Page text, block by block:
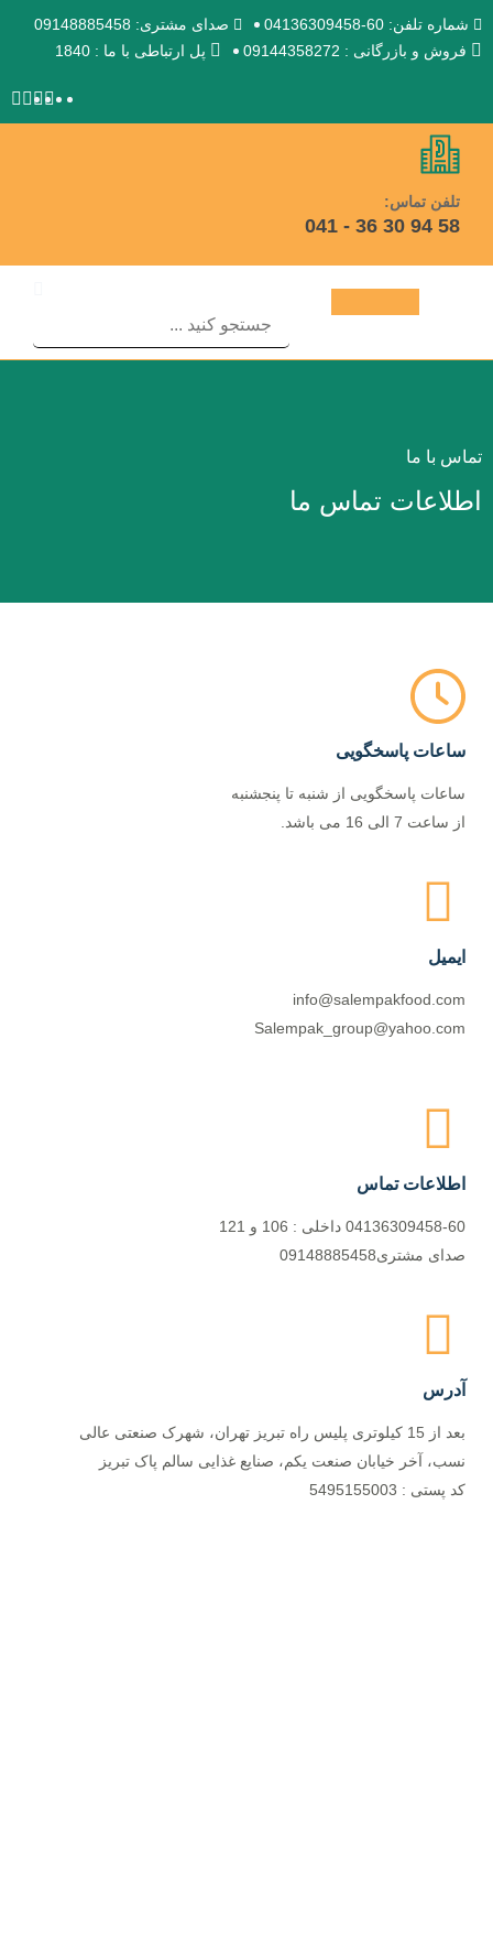
شماره تلفن: 60-04136309458
صدای مشتری: 09148885458
فروش و بازرگانی : 09144358272
پل ارتباطی با ما : 1840
تلفن تماس:
58 94 30 36 - 041
تماس با ما
اطلاعات تماس ما
ساعات پاسخگویی
ساعات پاسخگویی از شنبه تا پنجشنبه
از ساعت 7 الی 16 می باشد.
ایمیل
info@salempakfood.com
Salempak_group@yahoo.com
اطلاعات تماس
04136309458-60 داخلی : 106 و 121
صدای مشتری09148885458
آدرس
بعد از 15 کیلوتری پلیس راه تبریز تهران، شهرک صنعتی عالی
نسب، آخر خیابان صنعت یکم، صنایع غذایی سالم پاک تبریز
کد پستی : 5495155003